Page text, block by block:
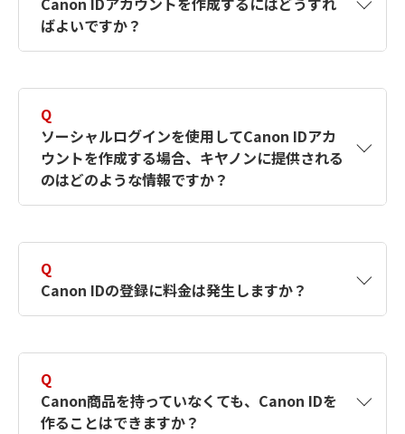
ばよいですか？
す。詳しい作成方法は【カメラ】Canon IDとは
何ですか？Canon IDの作成方法は？をご確認く
ださい。
Q
ソーシャルログインを使用してCanon IDアカ
ウントを作成する場合、キヤノンに提供される
のはどのような情報ですか？
択したサービスから取得します。アカウントを
簡単に作成できるように、この情報を使用して
Canon IDの登録フォームを入力します。
Q
Canon IDの登録に料金は発生しますか？
Q
Canon商品を持っていなくても、Canon IDを
作ることはできますか？